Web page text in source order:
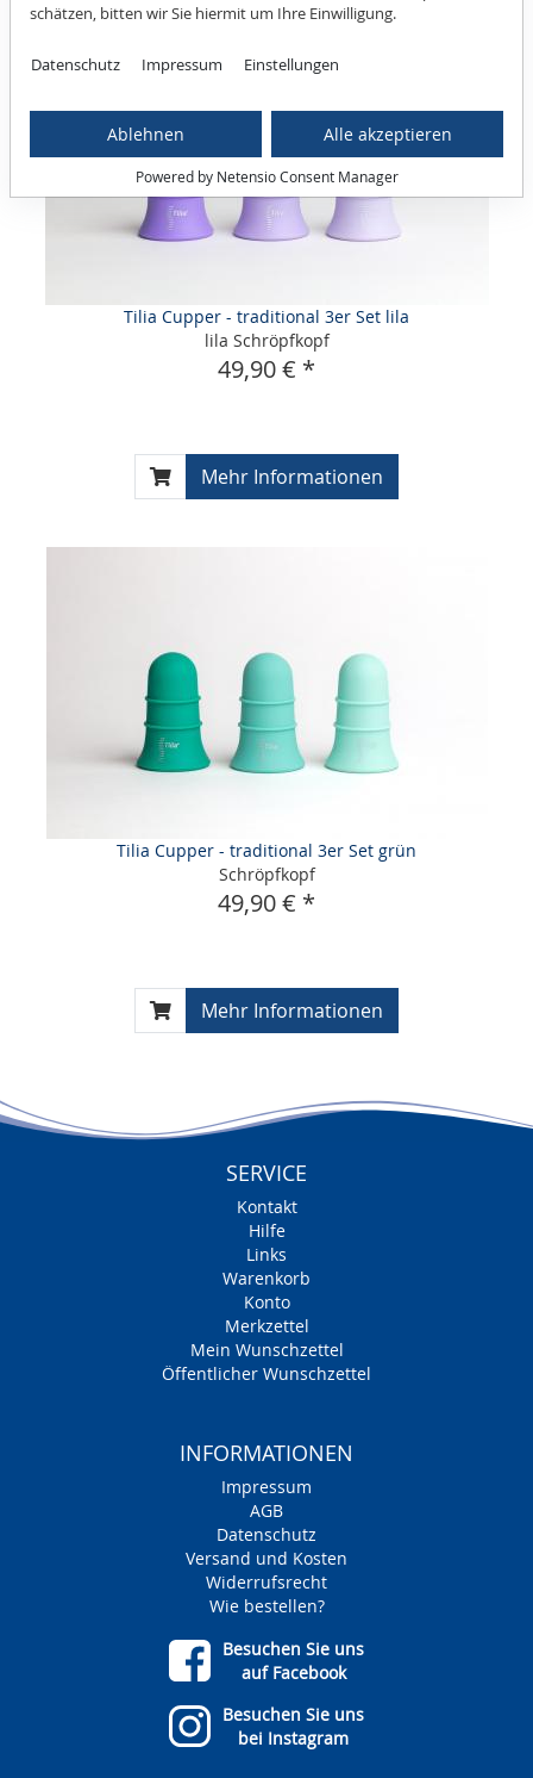
schätzen, bitten wir Sie hiermit um Ihre Einwilligung.
Datenschutz Impressum Einstellungen
Ablehnen Alle akzeptieren
Powered by Netensio Consent Manager
Tilia Cupper - traditional 3er Set lila
lila Schröpfkopf
49,90 € *
Mehr Informationen
Tilia Cupper - traditional 3er Set grün
Schröpfkopf
49,90 € *
Mehr Informationen
SERVICE
Kontakt
Hilfe
Links
Warenkorb
Konto
Merkzettel
Mein Wunschzettel
Öffentlicher Wunschzettel
INFORMATIONEN
Impressum
AGB
Datenschutz
Versand und Kosten
Widerrufsrecht
Wie bestellen?
Besuchen Sie uns
auf Facebook
Besuchen Sie uns
bei Instagram